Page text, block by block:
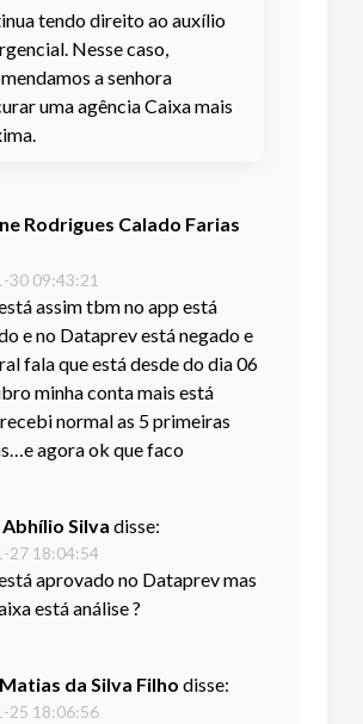
tendo direito ao auxílio
Nesse caso,
a senhora
uma agência Caixa mais
Rodrigues Calado Farias
30 09:43:21
assim tbm no app está
e no Dataprev está negado e
fala que está desde do dia 06
minha conta mais está
normal as 5 primeiras
agora ok que faco
Silva disse:
27 18:04:54
aprovado no Dataprev mas
está análise ?
da Silva Filho disse:
25 18:06:56